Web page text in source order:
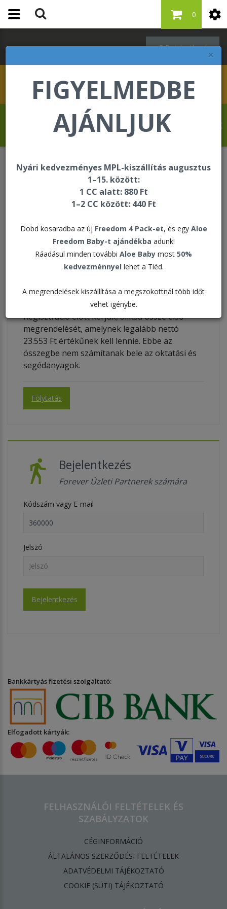
×
FIGYELMEDBE
AJÁNLJUK
Nyári kedvezményes MPL-kiszállítás augusztus
1–15. között:
1 CC alatt: 880 Ft
1–2 CC között: 440 Ft
Dobd kosaradba az új Freedom 4 Pack-et, és egy Aloe
Freedom Baby-t ajándékba adunk!
Ráadásul minden további Aloe Baby most 50%
kedvezménnyel lehet a Tiéd.
A megrendelések kiszállítása a megszokottnál több időt
vehet igénybe.
Bejelentkezés
0
Molnár Tibor üdvözli Önt a Forever Living
internetes áruházában!
Bejelentkezés
Bejelentkezés
Regisztráció
Új Forever Üzleti Partner
Regisztráció előtt kérjük, állítsa össze első
megrendelését, amelynek legalább nettó
23.553 Ft értékűnek kell lennie. Ebbe az
összegbe nem számítanak bele az oktatási és
segédanyagok.
Folytatás
Bejelentkezés
Forever Üzleti Partnerek számára
Kódszám vagy E-mail
Jelszó
Bankkártyás fizetési szolgáltató:
Elfogadott kártyák:
FELHASZNÁLÓI FELTÉTELEK ÉS
SZABÁLYZATOK
CÉGINFORMÁCIÓ
ÁLTALÁNOS SZERZŐDÉSI FELTÉTELEK
ADATVÉDELMI TÁJÉKOZTATÓ
​COOKIE (SÜTI) TÁJÉKOZTATÓ